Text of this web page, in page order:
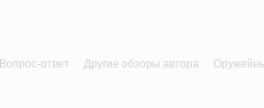
Вопрос-ответ Другие обзоры автора